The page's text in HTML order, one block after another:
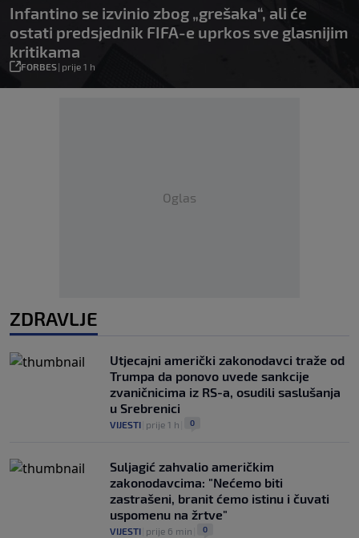
Infantino se izvinio zbog „grešaka“, ali će
ostati predsjednik FIFA-e uprkos sve glasnijim
kritikama
FORBES| prije 1 h
Oglas
ZDRAVLJE
Utjecajni američki zakonodavci traže od
Trumpa da ponovo uvede sankcije
zvaničnicima iz RS-a, osudili saslušanja
u Srebrenici
VIJESTI prije 1 h 0
Suljagić zahvalio američkim
zakonodavcima: "Nećemo biti
zastrašeni, branit ćemo istinu i čuvati
uspomenu na žrtve"
VIJESTI prije 6 min 0